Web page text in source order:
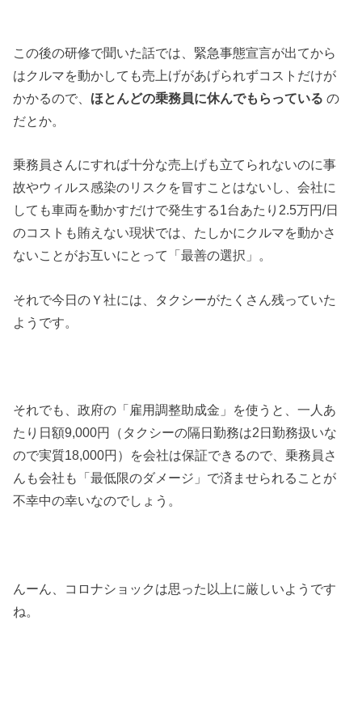
この後の研修で聞いた話では、緊急事態宣言が出てから
はクルマを動かしても売上げがあげられずコストだけが
かかるので、 ほとんどの乗務員に休んでもらっている の
だとか。
乗務員さんにすれば十分な売上げも立てられないのに事
故やウィルス感染のリスクを冒すことはないし、会社に
しても車両を動かすだけで発生する1台あたり2.5万円/日
のコストも賄えない現状では、たしかにクルマを動かさ
ないことがお互いにとって「最善の選択」。
それで今日のＹ社には、タクシーがたくさん残っていた
ようです。
それでも、政府の「雇用調整助成金」を使うと、一人あ
たり日額9,000円（タクシーの隔日勤務は2日勤務扱いな
ので実質18,000円）を会社は保証できるので、乗務員さ
んも会社も「最低限のダメージ」で済ませられることが
不幸中の幸いなのでしょう。
んーん、コロナショックは思った以上に厳しいようです
ね。